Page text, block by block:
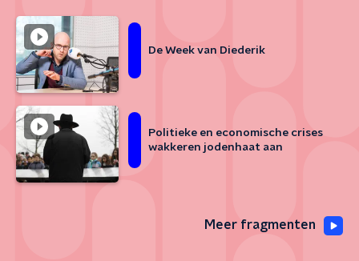
De Week van Diederik
Politieke en economische crises
wakkeren jodenhaat aan
Meer fragmenten